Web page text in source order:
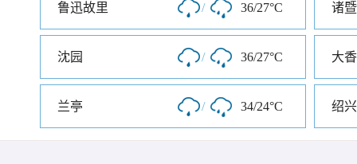
鲁迅故里 / 36/27°C 诸
沈园 / 36/27°C
兰亭 / 34/24°C 绍